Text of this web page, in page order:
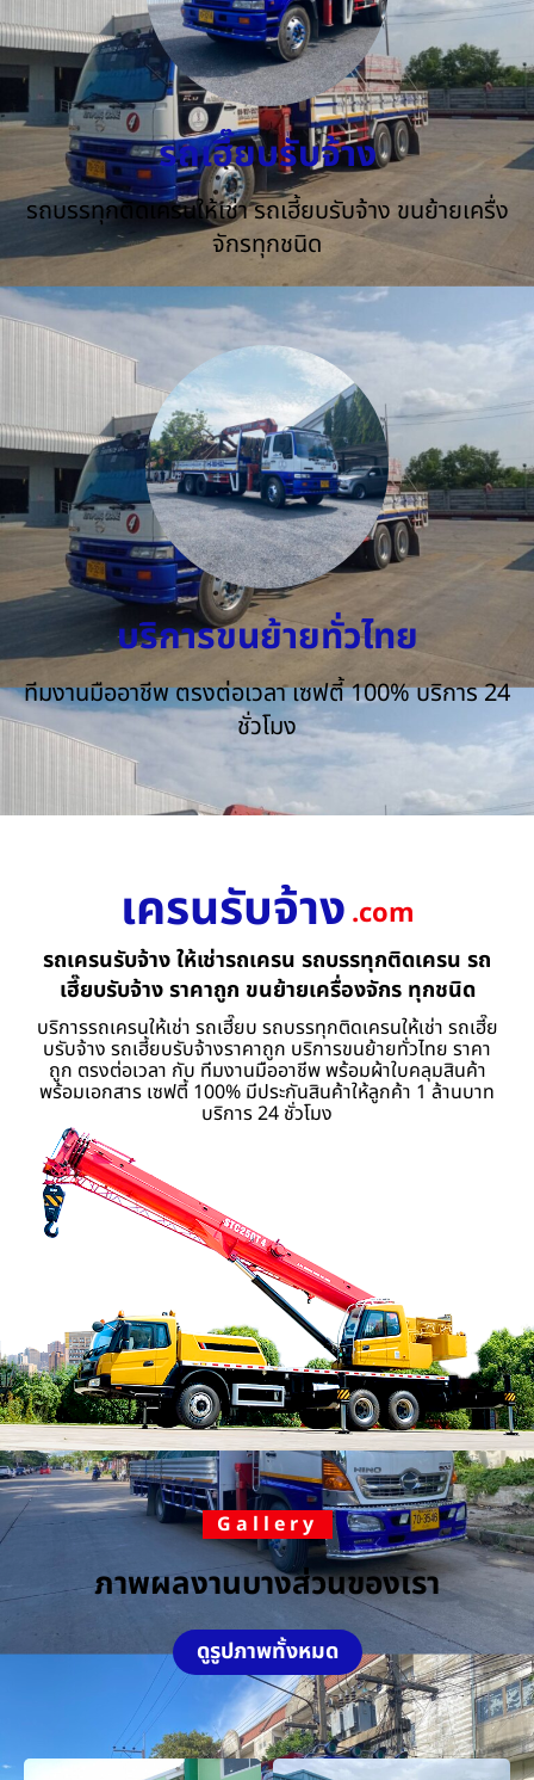
รถเฮี๊ยบรับจ้าง
รถบรรทุกติดเครนให้เช่า รถเฮี้ยบรับจ้าง ขนย้ายเครื่ง
จักรทุกชนิด
บริการขนย้ายทั่วไทย
ทีมงานมืออาชีพ ตรงต่อเวลา เซฟตี้ 100% บริการ 24
ชั่วโมง
เครนรับจ้าง .com
รถเครนรับจ้าง ให้เช่ารถเครน รถบรรทุกติดเครน รถ
เฮี๊ยบรับจ้าง ราคาถูก ขนย้ายเครื่องจักร ทุกชนิด
บริการรถเครนให้เช่า รถเฮี๊ยบ รถบรรทุกติดเครนให้เช่า รถเฮี๊ย
บรับจ้าง รถเฮี้ยบรับจ้างราคาถูก บริการขนย้ายทั่วไทย ราคา
ถูก ตรงต่อเวลา กับ ทีมงานมืออาชีพ พร้อมผ้าใบคลุมสินค้า
พร้อมเอกสาร เซฟตี้ 100% มีประกันสินค้าให้ลูกค้า 1 ล้านบาท
บริการ 24 ชั่วโมง
Gallery
ภาพผลงานบางส่วนของเรา
ดูรูปภาพทั้งหมด